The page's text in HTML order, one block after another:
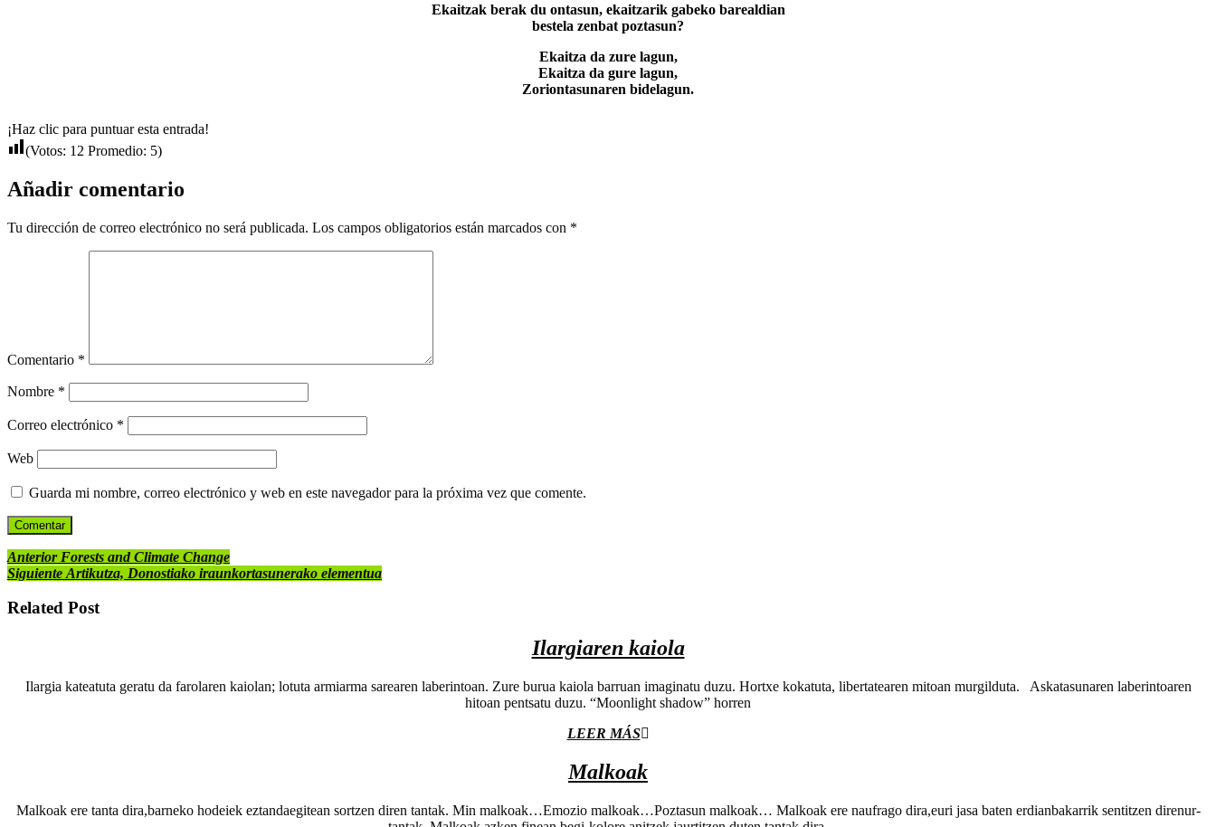
Ekaitzak berak du ontasun, ekaitzarik gabeko barealdian
bestela zenbat poztasun?
Ekaitza da zure lagun,
Ekaitza da gure lagun,
Zoriontasunaren bidelagun.
¡Haz clic para puntuar esta entrada!
(Votos: 12 Promedio: 5)
Añadir comentario
Tu dirección de correo electrónico no será publicada. Los campos obligatorios están marcados con *
Comentario *
Nombre *
Correo electrónico *
Web
Guarda mi nombre, correo electrónico y web en este navegador para la próxima vez que comente.
Anterior Forests and Climate Change
Siguiente Artikutza, Donostiako iraunkortasunerako elementua
Related Post
Ilargiaren kaiola
Ilargia kateatuta geratu da farolaren kaiolan; lotuta armiarma sarearen laberintoan. Zure burua kaiola barruan imaginatu duzu. Hortxe kokatuta, libertatearen mitoan murgilduta. Askatasunaren laberintoaren
hitoan pentsatu duzu. “Moonlight shadow” horren
LEER MÁS
Malkoak
Malkoak ere tanta dira,barneko hodeiek eztandaegitean sortzen diren tantak. Min malkoak…Emozio malkoak…Poztasun malkoak… Malkoak ere naufrago dira,euri jasa baten erdianbakarrik sentitzen direnur-